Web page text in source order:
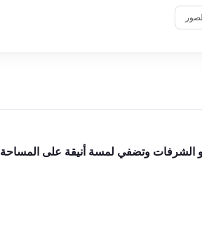
أو الشرفات وتضفي لمسة أنيقة على المساحة